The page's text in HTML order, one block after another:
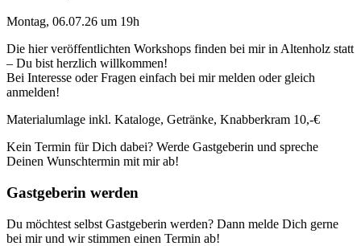
Montag, 06.07.26 um 19h
Die hier veröffentlichten Workshops finden bei mir in Altenholz statt
– Du bist herzlich willkommen!
Bei Interesse oder Fragen einfach bei mir melden oder gleich
anmelden!
Materialumlage inkl. Kataloge, Getränke, Knabberkram 10,-€
Kein Termin für Dich dabei? Werde Gastgeberin und spreche
Deinen Wunschtermin mit mir ab!
Gastgeberin werden
Du möchtest selbst Gastgeberin werden? Dann melde Dich gerne
bei mir und wir stimmen einen Termin ab!